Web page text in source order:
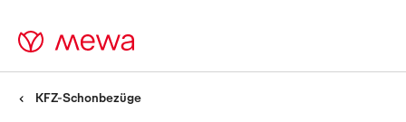
KFZ-Schonbezüge